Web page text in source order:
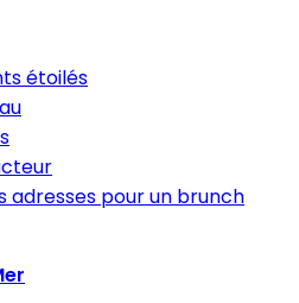
étoilés
adresses pour un brunch